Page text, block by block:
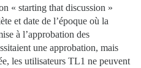
« starting that discussion »
et date de l’époque où la
à l’approbation des
une approbation, mais
les utilisateurs TL1 ne peuvent